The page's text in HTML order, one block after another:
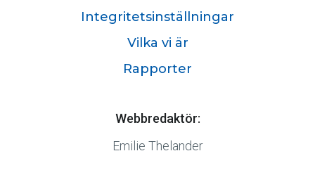
Integritetsinställningar
Vilka vi är
Rapporter
Webbredaktör:
Emilie Thelander